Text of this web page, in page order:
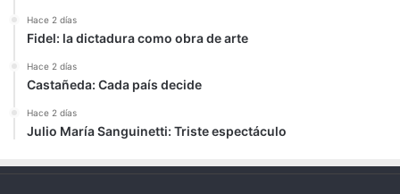
Hace 2 días
Fidel: la dictadura como obra de arte
Hace 2 días
Castañeda: Cada país decide
Hace 2 días
Julio María Sanguinetti: Triste espectáculo